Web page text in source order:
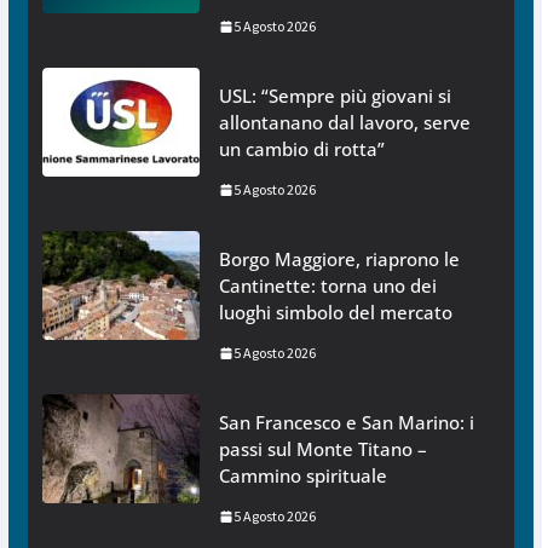
5 Agosto 2026
USL: “Sempre più giovani si
allontanano dal lavoro, serve
un cambio di rotta”
5 Agosto 2026
Borgo Maggiore, riaprono le
Cantinette: torna uno dei
luoghi simbolo del mercato
5 Agosto 2026
San Francesco e San Marino: i
passi sul Monte Titano –
Cammino spirituale
5 Agosto 2026